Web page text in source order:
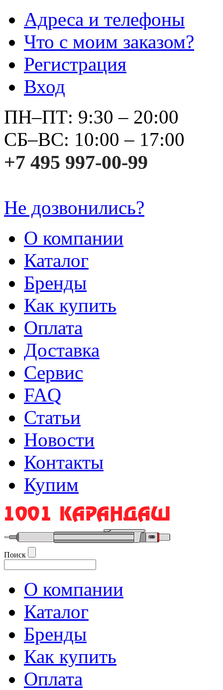
Адреса и телефоны
Что с моим заказом?
Регистрация
Вход
ПН–ПТ: 9:30 – 20:00
СБ–ВС: 10:00 – 17:00
+7 495 997-00-99
Не дозвонились?
О компании
Каталог
Бренды
Как купить
Оплата
Доставка
Сервис
FAQ
Статьи
Новости
Контакты
Купим
Поиск
О компании
Каталог
Бренды
Как купить
Оплата